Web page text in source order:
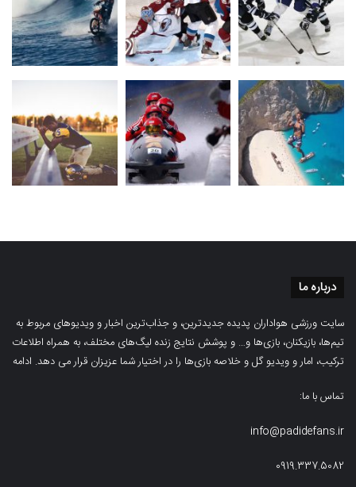
درباره ما
سایت ورزشی هواداران پدیده جدیدترین، و جذاب‌ترین اخبار و ویدیوهای مربوط به
تیم‌ها، بازیکنان، بازی‌ها و… و پوشش نتایج زنده لیگ‌های مختلف، به همراه اطلاعات
ترکیب، امار و ویدیو‌‌ گل‌ و خلاصه بازی‌ها را در اختیار شما عزیزان قرار می دهد. ادامه
تماس با ما:
info@padidefans.ir
0919.337.5082